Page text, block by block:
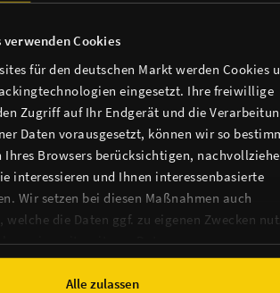
verwenden Cookies
für den deutschen Markt werden Cookies
eingesetzt. Ihre freiwillige
Zugriff auf Ihr Endgerät und die
Daten vorausgesetzt, können wir so
Ihres Browsers berücksichtigen,
interessieren und Ihnen interessenbasierte
Wir setzen bei diesen Maßnahmen auch
die Daten ggf. zu eigenen Zwecken
mit weiteren Daten zusammen
insbesondere zur Speicherdauer,
Cookie-Erklärungsowie zur Verarbeitung,
Alle zulassen
in unserem Theater
/ SERVICE